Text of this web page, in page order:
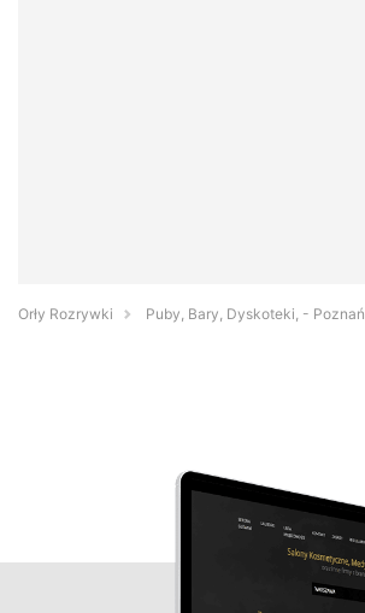
Orły Rozrywki Puby, Bary, Dyskoteki, - Poznań